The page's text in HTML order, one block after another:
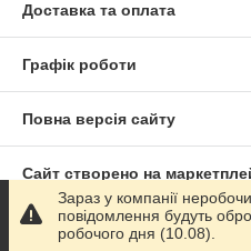
Доставка та оплата
Графік роботи
Повна версія сайту
Сайт створено на
Політика конфіденційності
Зараз у компанії
повідомлення будуть
робочого дня (10.08).